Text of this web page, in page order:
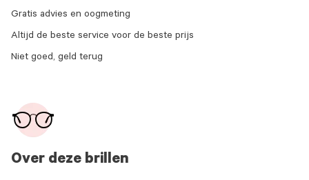
Over deze brillen
Gratis advies en oogmeting
Altijd de beste service voor de beste prijs
Niet goed, geld terug